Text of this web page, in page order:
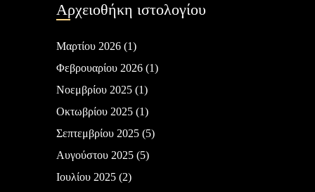
Αρχειοθήκη ιστολογίου
Μαρτίου 2026(1)
Φεβρουαρίου 2026(1)
Νοεμβρίου 2025(1)
Οκτωβρίου 2025(1)
Σεπτεμβρίου 2025(5)
Αυγούστου 2025(5)
Ιουλίου 2025(2)